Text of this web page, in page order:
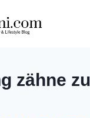
zähne